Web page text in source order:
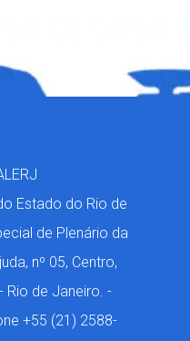
Estado do Rio de
de Plenário da
nº 05, Centro,
Rio de Janeiro. -
+55 (21) 2588-